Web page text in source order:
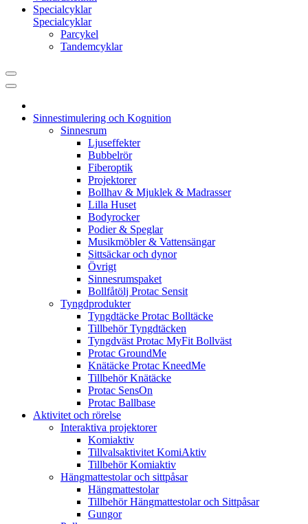
Specialcyklar
Specialcyklar
Parcykel
Tandemcyklar
Sinnestimulering och Kognition
Sinnesrum
Ljuseffekter
Bubbelrör
Fiberoptik
Projektorer
Bollhav & Mjuklek & Madrasser
Lilla Huset
Bodyrocker
Podier & Speglar
Musikmöbler & Vattensängar
Sittsäckar och dynor
Övrigt
Sinnesrumspaket
Bollfåtölj Protac Sensit
Tyngdprodukter
Tyngdtäcke Protac Bolltäcke
Tillbehör Tyngdtäcken
Tyngdväst Protac MyFit Bollväst
Protac GroundMe
Knätäcke Protac KneedMe
Tillbehör Knätäcke
Protac SensOn
Protac Ballbase
Aktivitet och rörelse
Interaktiva projektorer
Komiaktiv
Tillvalsaktivitet KomiAktiv
Tillbehör Komiaktiv
Hängmattestolar och sittpåsar
Hängmattestolar
Tillbehör Hängmattestolar och Sittpåsar
Gungor